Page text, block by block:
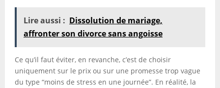
Lire aussi : Dissolution de mariage,
affronter son divorce sans angoisse
Ce qu’il faut éviter, en revanche, c’est de choisir
uniquement sur le prix ou sur une promesse trop vague
du type “moins de stress en une journée”. En réalité, la